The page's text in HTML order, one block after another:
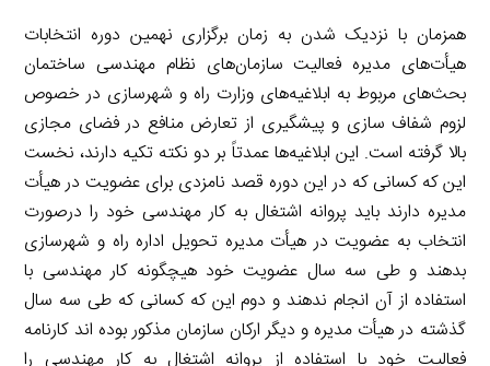
همزمان با نزدیک شدن به زمان برگزاری نهمین دوره انتخابات
هیأت‌های مدیره فعالیت سازمان‌های نظام مهندسی ساختمان
بحث‌های مربوط به ابلاغیه‌های وزارت راه و شهرسازی در خصوص
لزوم شفاف سازی و پیشگیری از تعارض منافع در فضای مجازی
بالا گرفته است. این ابلاغیه‌ها عمدتاً بر دو نکته تکیه دارند، نخست
این که کسانی که در این دوره قصد نامزدی برای عضویت در هیأت
مدیره دارند باید پروانه اشتغال به کار مهندسی خود را درصورت
انتخاب به عضویت در هیأت مدیره تحویل اداره راه و شهرسازی
بدهند و طی سه سال عضویت خود هیچگونه کار مهندسی با
استفاده از آن انجام ندهند و دوم این که کسانی که طی سه سال
گذشته در هیأت مدیره و دیگر ارکان سازمان مذکور بوده اند کارنامه
فعالیت خود با استفاده از پروانه اشتغال به کار مهندسی را